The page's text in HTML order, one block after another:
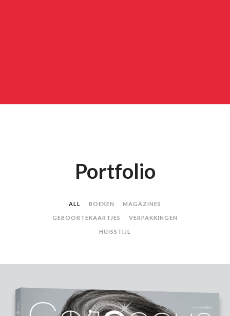
Portfolio
ALL BOEKEN MAGAZINES
GEBOORTEKAARTJES VERPAKKINGEN
HUISSTIJL